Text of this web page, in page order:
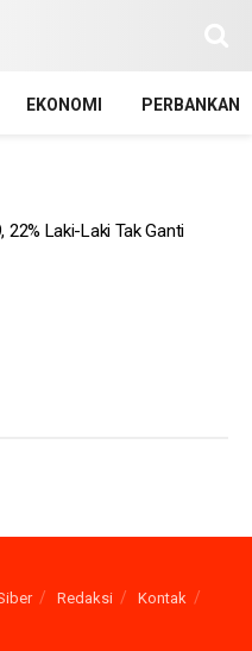
EKONOMI PERBANKAN
22% Laki-Laki Tak Ganti
Redaksi
Kontak